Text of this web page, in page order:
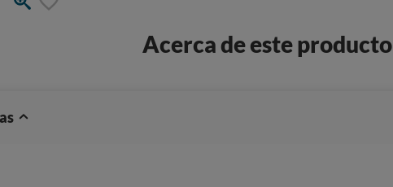
Acerca de este producto